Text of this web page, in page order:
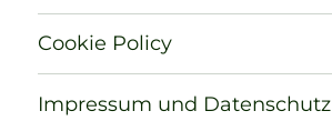
Cookie Policy
Impressum und Datenschutz